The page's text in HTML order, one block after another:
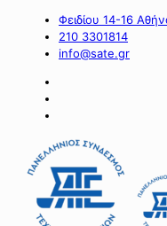
Φειδίου 14-16
210 3301814
info@sate.gr